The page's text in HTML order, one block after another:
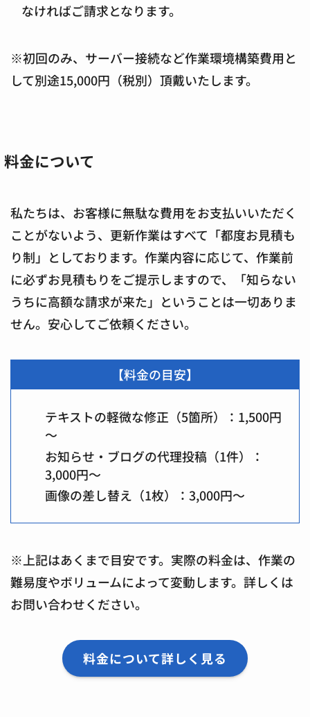
なければご請求となります。
※初回のみ、サーバー接続など作業環境構築費用と
して別途15,000円（税別）頂戴いたします。
料金について
私たちは、お客様に無駄な費用をお支払いいただく
ことがないよう、更新作業はすべて 「都度お見積も
り制」 としております。作業内容に応じて、作業前
に必ずお見積もりをご提示しますので、「知らない
うちに高額な請求が来た」ということは一切ありま
せん。安心してご依頼ください。
【料金の目安】
テキストの軽微な修正（5箇所）：1,500円
～
お知らせ・ブログの代理投稿（1件）：
3,000円～
画像の差し替え（1枚）：3,000円～
※上記はあくまで目安です。実際の料金は、作業の
難易度やボリュームによって変動します。詳しくは
お問い合わせください。
料金について詳しく見る